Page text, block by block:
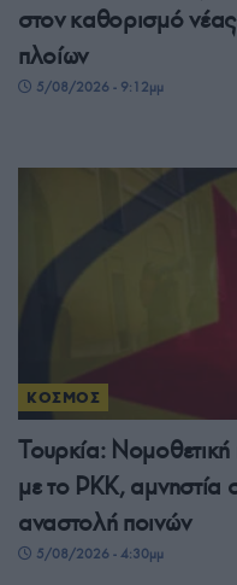
στον καθορισμό
πλοίων
5/08/2026 - 9:12μμ
ΚΟΣΜΟΣ
Τουρκία:
με το PKK, αμνηστία
αναστολή ποινών
5/08/2026 - 4:30μμ